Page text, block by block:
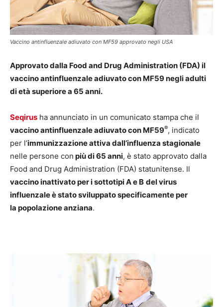
Vaccino antinfluenzale adiuvato con MF59 approvato negli USA
Approvato dalla Food and Drug Administration (FDA) il
vaccino antinfluenzale adiuvato con MF59negli adulti
di età superiore a 65 anni.
Seqirus ha annunciato in un comunicato stampa che il
vaccino antinfluenzale adiuvato con MF59®, indicato
per l’immunizzazione attiva dall’influenza stagionale
nelle persone con più di 65 anni, è stato approvato dalla
Food and Drug Administration (FDA) statunitense. Il
vaccino inattivato per i sottotipi A e B del virus
influenzale è stato sviluppato specificamente per
la popolazione anziana.